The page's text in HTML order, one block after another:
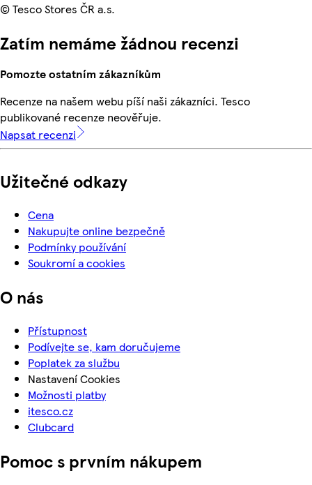
© Tesco Stores ČR a.s.
Zatím nemáme žádnou recenzi
Pomozte ostatním zákazníkům
Recenze na našem webu píší naši zákazníci. Tesco
publikované recenze neověřuje.
Napsat recenzi
Užitečné odkazy
Cena
Nakupujte online bezpečně
Podmínky používání
Soukromí a cookies
O nás
Přístupnost
Podívejte se, kam doručujeme
Poplatek za službu
Nastavení Cookies
Možnosti platby
itesco.cz
Clubcard
Pomoc s prvním nákupem